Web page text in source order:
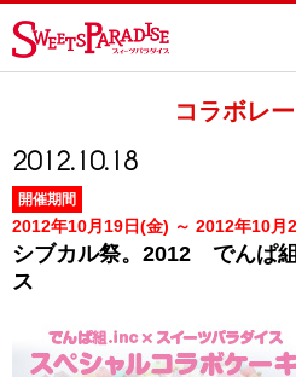
コラボレ
2012.10.18
開催期間
2012年10月19日(金) ～ 2012年10月
シブカル祭。2012 でんぱ
ス